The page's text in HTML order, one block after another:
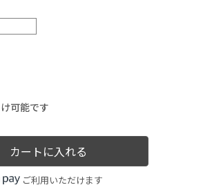
可能です
カートに入れる
ご利用いただけます